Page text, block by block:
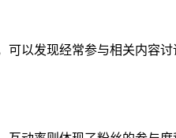
以发现经常参与相关内容